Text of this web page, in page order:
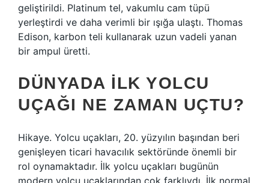
geliştirildi. Platinum tel, vakumlu cam tüpü
yerleştirdi ve daha verimli bir ışığa ulaştı. Thomas
Edison, karbon teli kullanarak uzun vadeli yanan
bir ampul üretti.
DÜNYADA ILK YOLCU
UÇAĞI NE ZAMAN UÇTU?
Hikaye. Yolcu uçakları, 20. yüzyılın başından beri
genişleyen ticari havacılık sektöründe önemli bir
rol oynamaktadır. İlk yolcu uçakları bugünün
modern yolcu uçaklarından çok farklıydı. İlk normal